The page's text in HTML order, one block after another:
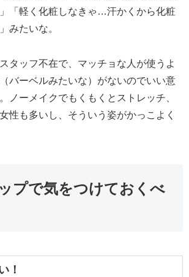
「軽く化粧しなきゃ…汗かくから化粧
みたいな。
タッフ不在で、マッチョな人が使うよ
バーベルみたいな）がないのでいい意
ノーメイクでもくもくとストレッチ、
性も多いし、そういう姿がかっこよく
プで気をつけておくべ
！